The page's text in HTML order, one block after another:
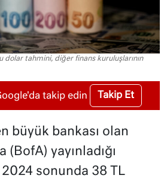
dolar tahmini, diğer finans kuruluşlarının
takip edin Takip Et
büyük bankası olan
yayınladığı
sonunda 38 TL